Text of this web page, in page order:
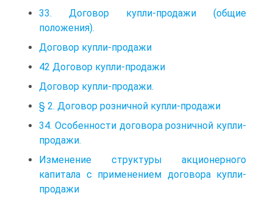
33. Договор купли-продажи (общие
положения).
Договор купли-продажи
42 Договор купли-продажи
Договор купли-продажи.
§ 2. Договор розничной купли-продажи
34. Особенности договора розничной купли-
продажи.
Изменение структуры акционерного
капитала с применением договора купли-
продажи